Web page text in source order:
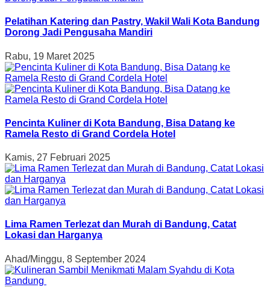
Pelatihan Katering dan Pastry, Wakil Wali Kota Bandung
Dorong Jadi Pengusaha Mandiri
Rabu, 19 Maret 2025
Pencinta Kuliner di Kota Bandung, Bisa Datang ke
Ramela Resto di Grand Cordela Hotel
Kamis, 27 Februari 2025
Lima Ramen Terlezat dan Murah di Bandung, Catat
Lokasi dan Harganya
Ahad/Minggu, 8 September 2024